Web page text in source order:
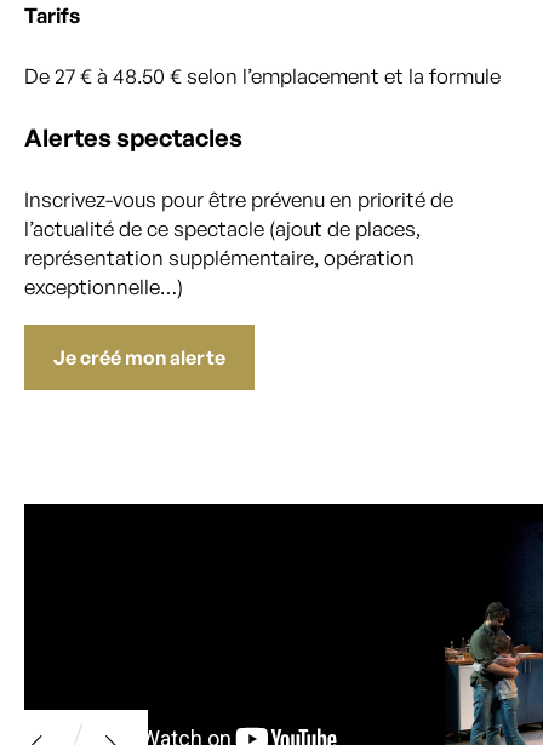
Tarifs
De 27 € à 48.50 € selon l’emplacement et la formule
Alertes spectacles
Inscrivez-vous pour être prévenu en priorité de
l’actualité de ce spectacle (ajout de places,
représentation supplémentaire, opération
exceptionnelle…)
Je créé mon alerte